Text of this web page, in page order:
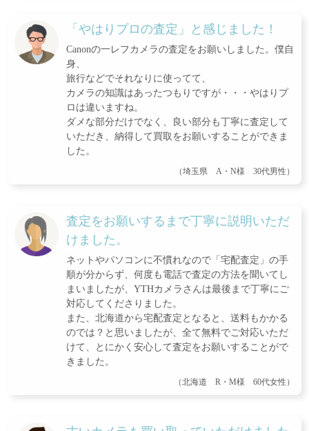
「やはりプロの査定」と感じました！
Canonの一レフカメラの査定をお願いしました。僕自
身、
旅行などでそれなりに使ってて、
カメラの知識はあったつもりですが・・・やはりプ
ロは違いますね。
ダメな部分だけでなく、良い部分も丁寧に査定して
いただき、納得して買取をお願いすることができま
した。
（埼玉県 A・N様 30代男性）
査定をお願いするまで丁寧に説明いただ
けました。
ネットやパソコンに不慣れなので「宅配査定」の手
順が分からず、何度も電話で査定の方法を聞いてし
まいましたが、YTHカメラさんは最後まで丁寧にご
対応してくださりました。
また、北海道から宅配査定となると、送料もかかる
のでは？と思いましたが、全て無料でご対応いただ
けて、とにかく安心して査定をお願いすることがで
きました。
（北海道 R・M様 60代女性）